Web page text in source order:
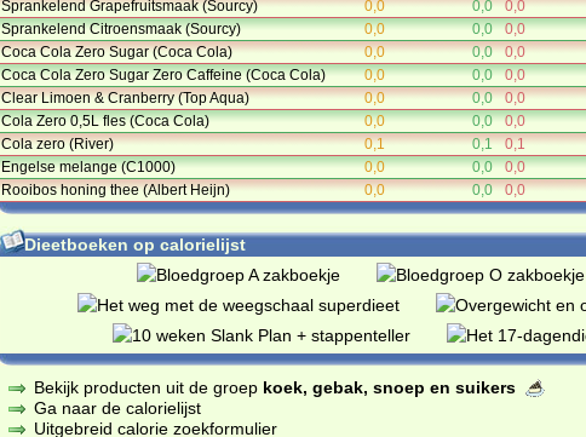
Sprankelend Grapefruitsmaak (Sourcy)
0,0 0,0 0,0
Sprankelend Citroensmaak (Sourcy)
0,0 0,0 0,0
Coca Cola Zero Sugar (Coca Cola)
0,0 0,0 0,0
Coca Cola Zero Sugar Zero Caffeine (Coca Cola)
0,0 0,0 0,0
Clear Limoen & Cranberry (Top Aqua)
0,0 0,0 0,0
Cola Zero 0,5L fles (Coca Cola)
0,0 0,0 0,0
Cola zero (River)
0,1 0,1 0,1
Engelse melange (C1000)
0,0 0,0 0,0
Rooibos honing thee (Albert Heijn)
0,0 0,0 0,0
Dieetboeken op calorielijst
Bekijk producten uit de groep koek, gebak, snoep en suikers
Ga naar de calorielijst
Uitgebreid calorie zoekformulier